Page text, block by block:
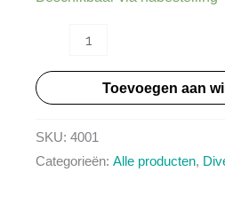
HT4001
Background
aantal
Toevoegen aan
SKU: 4001
Categorieën: Alle producten,